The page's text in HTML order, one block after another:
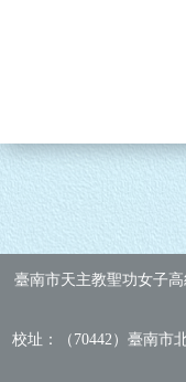
臺南市天主教聖功女子
校址：（70442）臺南